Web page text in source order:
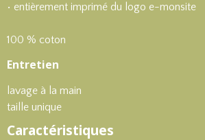
• entièrement imprimé du logo e-monsite
100 % coton
Entretien
lavage à la main
taille unique
Caractéristiques